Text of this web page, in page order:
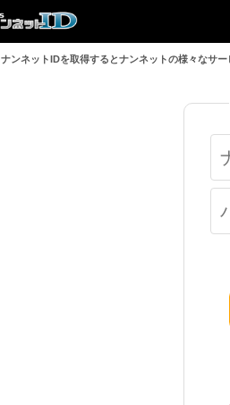
ナンネットIDを取得するとナンネットの様々なサ